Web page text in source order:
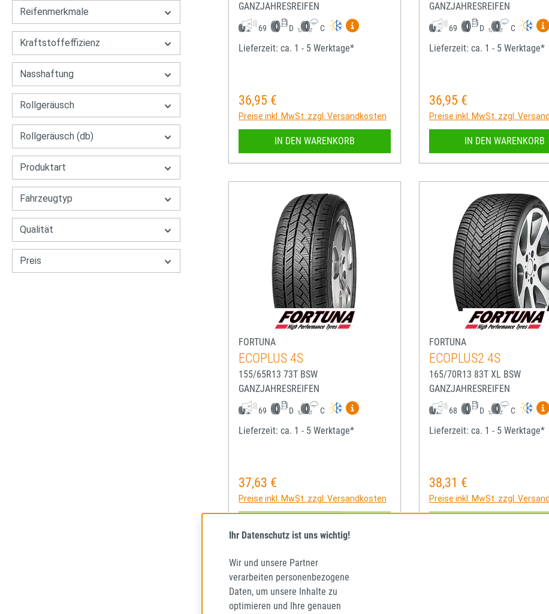
Reifenmerkmale
Kraftstoffeffizienz
Nasshaftung
Rollgeräusch
Rollgeräusch (db)
Produktart
Fahrzeugtyp
Qualität
Preis
GANZJAHRESREIFEN
69 D C
Mehr Informationen zum EU-Reifenlabel anzeigen
Lieferzeit: ca. 1 - 5 Werktage*
Regulärer Preis:
36,95 €
Preise inkl. MwSt. zzgl. Versandkosten
IN DEN WARENKORB
GANZJAHRESREIFEN
69 D C
Lieferzeit: ca. 1 - 5 Werktage*
Regulärer Preis:
36,95 €
Preise inkl. MwSt. zzgl.
IN DEN WARENKORB
FORTUNA
ECOPLUS 4S
155/65R13 73T BSW
GANZJAHRESREIFEN
69 D C
Mehr Informationen zum EU-Reifenlabel anzeigen
Lieferzeit: ca. 1 - 5 Werktage*
Regulärer Preis:
37,63 €
Preise inkl. MwSt. zzgl. Versandkosten
FORTUNA
ECOPLUS2 4S
165/70R13 83T XL BSW
GANZJAHRESREIFEN
68 D C
Lieferzeit: ca. 1 - 5 Werktage*
Regulärer Preis:
38,31 €
Preise inkl. MwSt. zzgl.
Ihr Datenschutz ist uns wichtig!
Wir und unsere Partner
verarbeiten personenbezogene
Daten, um unsere Inhalte zu
optimieren und Ihre genauen